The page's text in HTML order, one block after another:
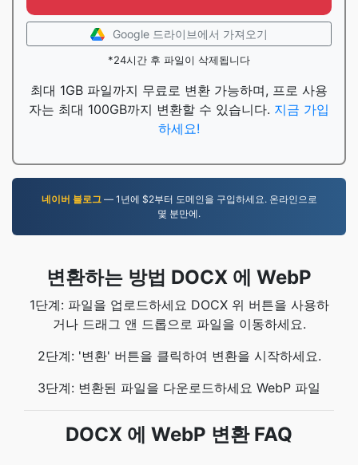
Google 드라이브에서 가져오기
*24시간 후 파일이 삭제됩니다
최대 1GB 파일까지 무료로 변환 가능하며, 프로 사용
자는 최대 100GB까지 변환할 수 있습니다. 지금 가입
하세요!
네이버 블로그— 1년에 $2부터 도메인을 구입하세요. 온라인으로
몇 분만에.
변환하는 방법 DOCX 에 WebP
1단계: 파일을 업로드하세요 DOCX 위 버튼을 사용하
거나 드래그 앤 드롭으로 파일을 이동하세요.
2단계: '변환' 버튼을 클릭하여 변환을 시작하세요.
3단계: 변환된 파일을 다운로드하세요 WebP 파일
DOCX 에 WebP 변환 FAQ